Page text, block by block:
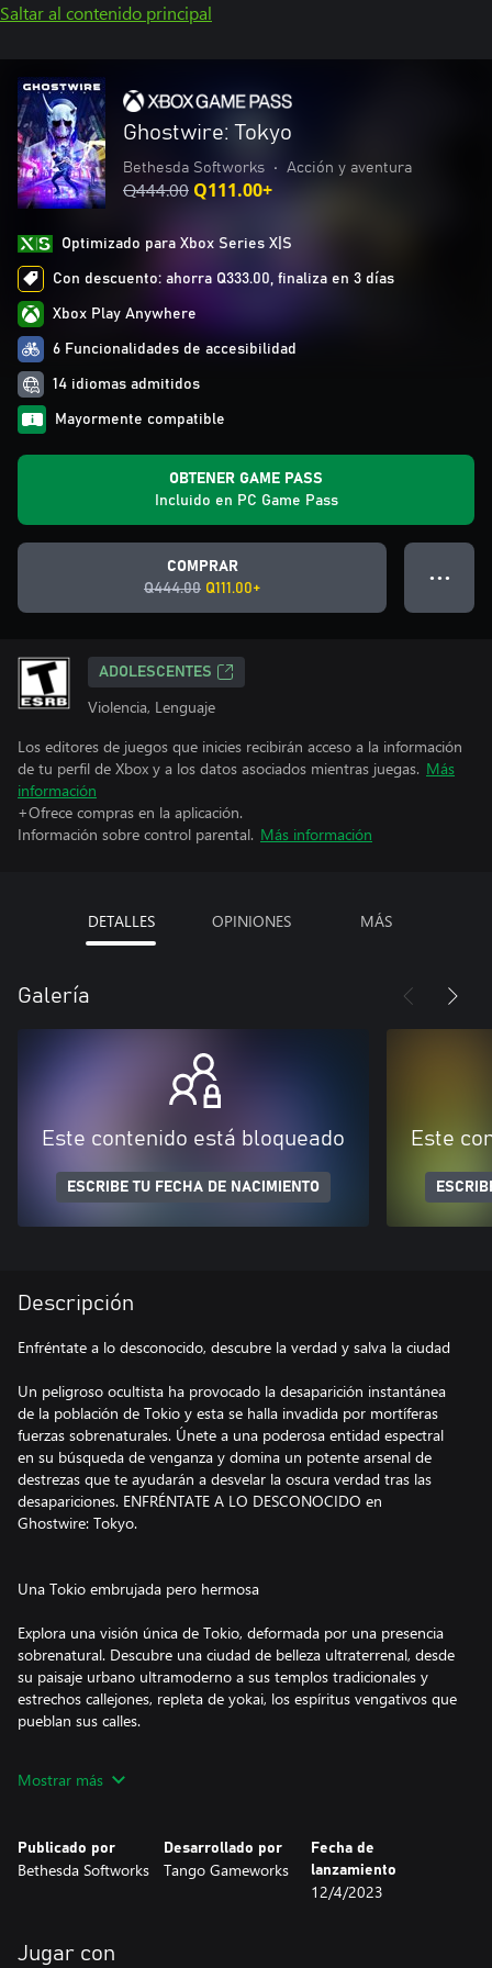
Saltar al contenido principal
Ghostwire: Tokyo
Bethesda Softworks • Acción y aventura
Q444.00 Q111.00+
Optimizado para Xbox Series X|S
Con descuento: ahorra Q333.00, finaliza en 3 días
Xbox Play Anywhere
6 Funcionalidades de accesibilidad
14 idiomas admitidos
Mayormente compatible
OBTENER GAME PASS
Incluido en PC Game Pass
COMPRAR
Q444.00 Q111.00+
● ● ●
ADOLESCENTES
Violencia, Lenguaje
Los editores de juegos que inicies recibirán acceso a la información
de tu perfil de Xbox y a los datos asociados mientras juegas. Más
información
+Ofrece compras en la aplicación.
Información sobre control parental. Más información
DETALLES OPINIONES MÁS
Galería
Este contenido está bloqueado
ESCRIBE TU FECHA DE NACIMIENTO
Este
Descripción
Enfréntate a lo desconocido, descubre la verdad y salva la ciudad
Un peligroso ocultista ha provocado la desaparición instantánea
de la población de Tokio y esta se halla invadida por mortíferas
fuerzas sobrenaturales. Únete a una poderosa entidad espectral
en su búsqueda de venganza y domina un potente arsenal de
destrezas que te ayudarán a desvelar la oscura verdad tras las
desapariciones. ENFRÉNTATE A LO DESCONOCIDO en
Ghostwire: Tokyo.
Una Tokio embrujada pero hermosa
Explora una visión única de Tokio, deformada por una presencia
sobrenatural. Descubre una ciudad de belleza ultraterrenal, desde
su paisaje urbano ultramoderno a sus templos tradicionales y
estrechos callejones, repleta de yokai, los espíritus vengativos que
pueblan sus calles.
torre de Tokio, renderizados con increíble detalle y construidos
población se desvaneció, y viaja a un inframundo onírico mientras
intentas salvar a tu familia.
Destrezas elementales devastadoras
Mostrar más
Publicado por
Bethesda Softworks
Desarrollado por
Tango Gameworks
Fecha de
lanzamiento
12/4/2023
Jugar con